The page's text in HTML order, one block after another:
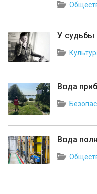
У судьбы
Вода
Вода